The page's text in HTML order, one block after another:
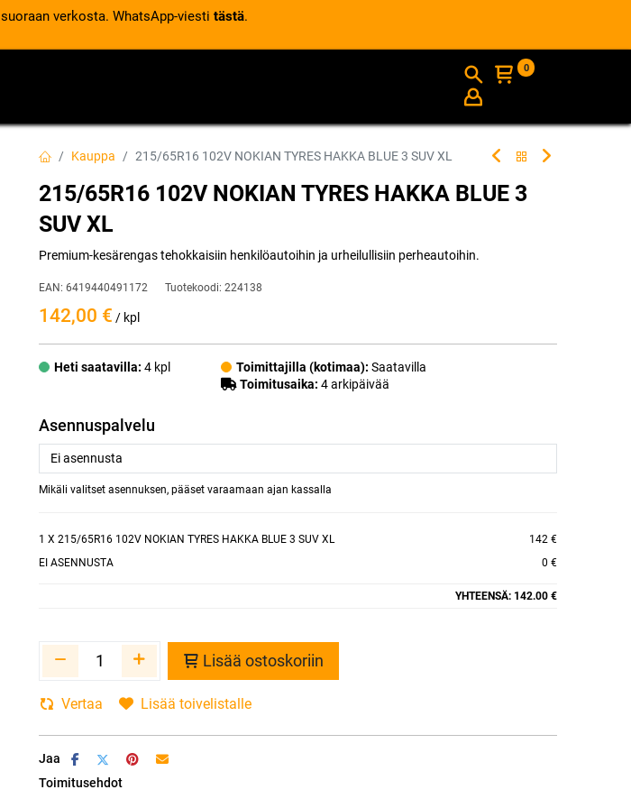
suoraan verkosta. WhatsApp-viesti tästä.
INFO
0
Kauppa 215/65R16 102V NOKIAN TYRES HAKKA BLUE 3 SUV XL
215/65R16 102V NOKIAN TYRES HAKKA BLUE 3
SUV XL
Premium-kesärengas tehokkaisiin henkilöautoihin ja urheilullisiin perheautoihin.
EAN: 6419440491172 Tuotekoodi: 224138
142,00 € / kpl
Heti saatavilla: 4 kpl Toimittajilla (kotimaa): Saatavilla
Toimitusaika: 4 arkipäivää
Asennuspalvelu
Mikäli valitset asennuksen, pääset varaamaan ajan kassalla
1 X 215/65R16 102V NOKIAN TYRES HAKKA BLUE 3 SUV XL
142 €
EI ASENNUSTA
0 €
YHTEENSÄ: 142.00 €
Lisää ostoskoriin
Vertaa Lisää toivelistalle
Jaa
Toimitusehdot